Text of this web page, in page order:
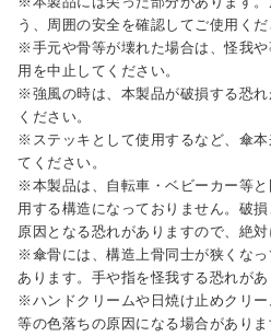
う、周囲の安全を確認してご使用くだ
※手元や骨等が壊れた場合は、怪我
用を中止してください。
※強風の時は、本製品が破損する恐
ください。
※ステッキとして使用するなど、傘
てください。
※本製品は、自転車・ベビーカー等
用する構造になっておりません。破
原因となる恐れがありますので、絶
※傘骨には、構造上骨同士が狭くな
あります。手や指を怪我する恐れがあ
※ハンドクリームや日焼け止めクリ
等の色落ちの原因になる場合がありま